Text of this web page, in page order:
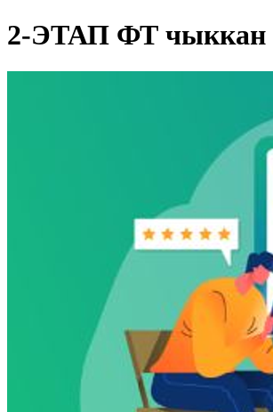
2-ЭТАП ФТ чыккан